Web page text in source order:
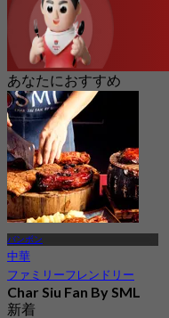
あなたにおすすめ
バンボン
中華
ファミリーフレンドリー
Char Siu Fan By SML
新着